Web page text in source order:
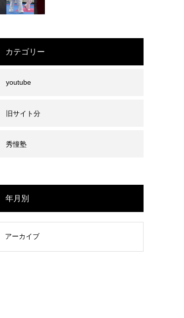
カテゴリー
youtube
旧サイト分
秀憧塾
年月別